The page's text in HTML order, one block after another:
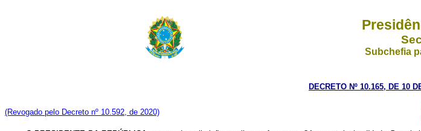
Subchefia
DECRETO Nº 10.165, DE 10
(Revogado pelo Decreto nº 10.592, de 2020)